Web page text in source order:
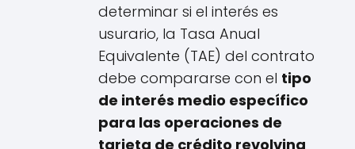
determinar si el interés es
usurario, la Tasa Anual
Equivalente (TAE) del contrato
debe compararse con el tipo
de interés medio específico
para las operaciones de
tarjeta de crédito revolving